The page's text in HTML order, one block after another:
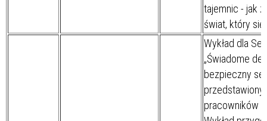
tajemnic - jak
świat, który się
Wykład dla
„Świadome
bezpieczny
przedstawiony
pracowników